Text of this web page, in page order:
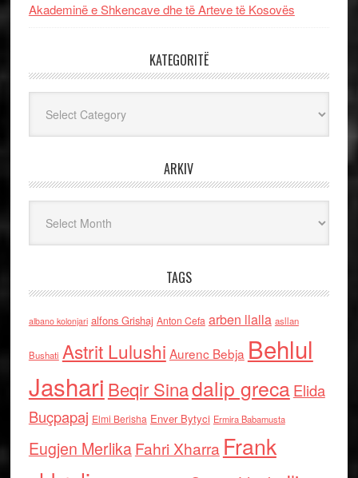
Akademinë e Shkencave dhe të Arteve të Kosovës
KATEGORITË
ARKIV
TAGS
albano kolonjari alfons Grishaj Anton Cefa arben llalla asllan
Bushati Astrit Lulushi Aurenc Bebja Behlul
Jashari Beqir Sinadalip grecaElida
Buçpapaj Elmi Berisha Enver Bytyci Ermira Babamusta
Eugjen MerlikaFahri Xharra Frank